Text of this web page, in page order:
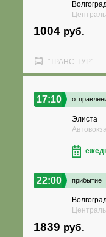
Волгоград
1004 руб.
"ТРАНС-ТУР"
17:10
Элиста
22:00 прибытие
1839 руб.